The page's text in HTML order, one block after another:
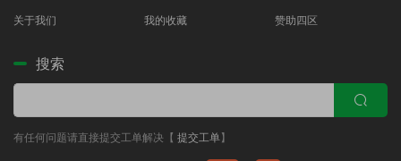
关于我们 我的收藏 赞助四区
搜索
有任何问题请直接提交工单解决【 提交工单】